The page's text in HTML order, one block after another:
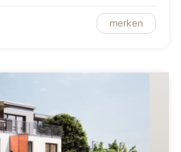
merken